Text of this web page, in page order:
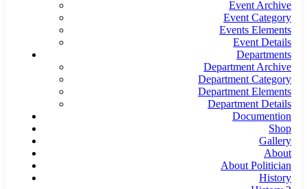
Event Archive
Event Category
Events Elements
Event Details
Departments
Department Archive
Department Category
Department Elements
Department Details
Documention
Shop
Gallery
About
About Politician
History